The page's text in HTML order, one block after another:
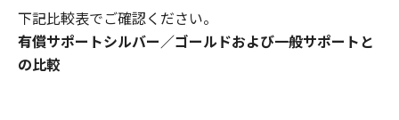
下記比較表でご確認ください。
有償サポートシルバー／ゴールドおよび一般サポートと
の比較